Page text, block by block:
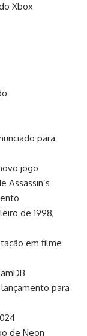
Xbox
para
jogo
Assassin’s
de 1998,
em filme
para
de Neon